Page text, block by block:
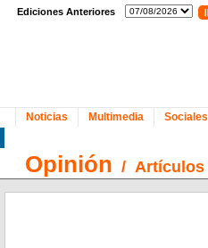
Ediciones Anteriores
Noticias Multimedia Sociales
Opinión / Artículos